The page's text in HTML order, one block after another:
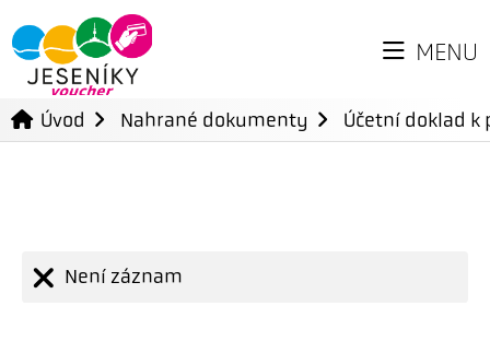
MENU
Úvod Nahrané dokumenty Účetní doklad
Není záznam